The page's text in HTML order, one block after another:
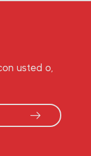
usted o,